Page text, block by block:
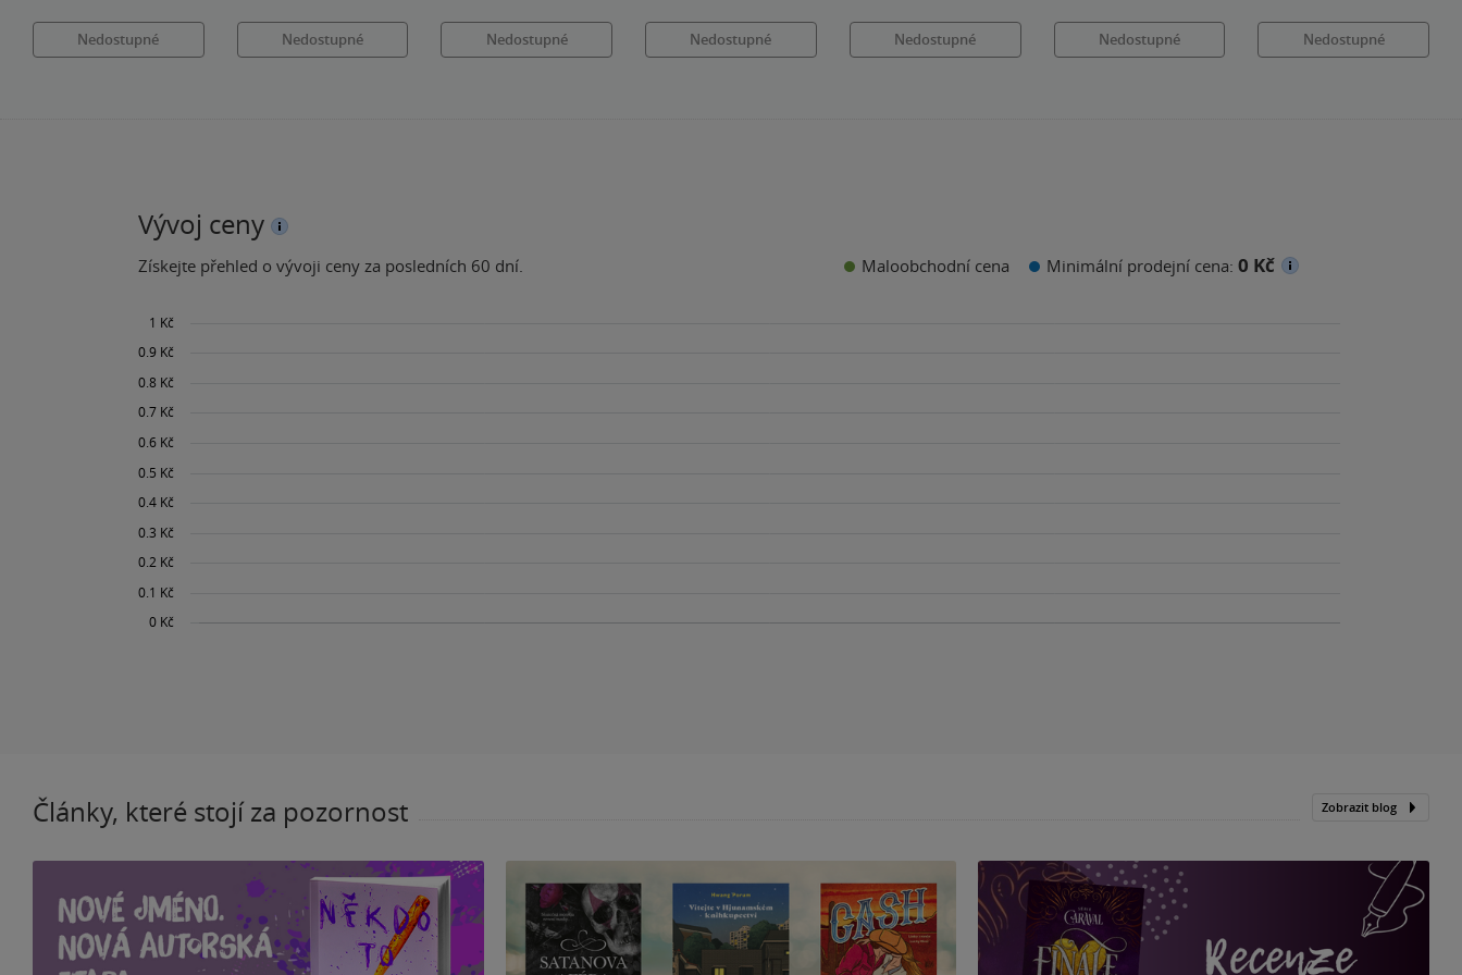
Nedostupné Nedostupné Nedostupné Nedostupné Nedostupné Nedostupné Nedostupné
Vývoj ceny
Získejte přehled o vývoji ceny za posledních 60 dní. Maloobchodní cena Minimální prodejní cena: 0 Kč
Články, které stojí za pozornost Zobrazit blog